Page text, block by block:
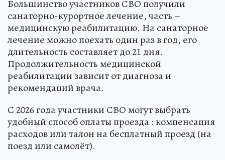
Большинство участников СВО получили
санаторно-курортное лечение, часть –
медицинскую реабилитацию. На санаторное
лечение можно поехать один раз в год, его
длительность составляет до 21 дня.
Продолжительность медицинской
реабилитации зависит от диагноза и
рекомендаций врача.
С 2026 года участники СВО могут выбрать
удобный способ оплаты проезда : компенсация
расходов или талон на бесплатный проезд (на
поезд или самолёт).